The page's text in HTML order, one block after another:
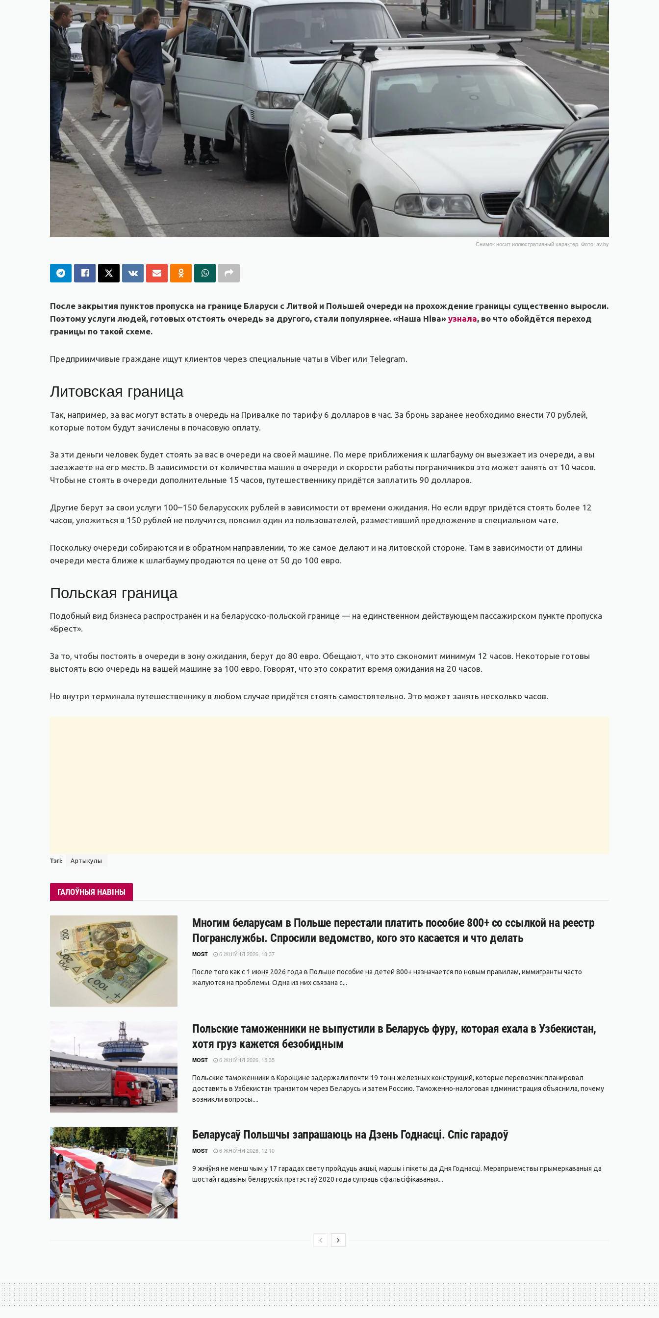
Снимок носит иллюстративный характер. Фото: av.by
После закрытия пунктов пропуска на границе Бларуси с Литвой и Польшей очереди на прохождение границы существенно выросли.
Поэтому услуги людей, готовых отстоять очередь за другого, стали популярнее. «Наша Ніва» узнала, во что обойдётся переход
границы по такой схеме.
Предприимчивые граждане ищут клиентов через специальные чаты в Viber или Telegram.
Литовская граница
Так, например, за вас могут встать в очередь на Привалке по тарифу 6 долларов в час. За бронь заранее необходимо внести 70 рублей,
которые потом будут зачислены в почасовую оплату.
За эти деньги человек будет стоять за вас в очереди на своей машине. По мере приближения к шлагбауму он выезжает из очереди, а вы
заезжаете на его место. В зависимости от количества машин в очереди и скорости работы пограничников это может занять от 10 часов.
Чтобы не стоять в очереди дополнительные 15 часов, путешественнику придётся заплатить 90 долларов.
Другие берут за свои услуги 100–150 беларусских рублей в зависимости от времени ожидания. Но если вдруг придётся стоять более 12
часов, уложиться в 150 рублей не получится, пояснил один из пользователей, разместивший предложение в специальном чате.
Поскольку очереди собираются и в обратном направлении, то же самое делают и на литовской стороне. Там в зависимости от длины
очереди места ближе к шлагбауму продаются по цене от 50 до 100 евро.
Польская граница
Подобный вид бизнеса распространён и на беларусско-польской границе — на единственном действующем пассажирском пункте пропуска
«Брест».
За то, чтобы постоять в очереди в зону ожидания, берут до 80 евро. Обещают, что это сэкономит минимум 12 часов. Некоторые готовы
выстоять всю очередь на вашей машине за 100 евро. Говорят, что это сократит время ожидания на 20 часов.
Но внутри терминала путешественнику в любом случае придётся стоять самостоятельно. Это может занять несколько часов.
Тэгі: Артыкулы
ГАЛОЎНЫЯ НАВІНЫ
Многим беларусам в Польше перестали платить пособие 800+ со ссылкой на реестр
Погранслужбы. Спросили ведомство, кого это касается и что делать
MOST 6 ЖНІЎНЯ 2026, 18:37
После того как с 1 июня 2026 года в Польше пособие на детей 800+ назначается по новым правилам, иммигранты часто
жалуются на проблемы. Одна из них связана с...
Польские таможенники не выпустили в Беларусь фуру, которая ехала в Узбекистан,
хотя груз кажется безобидным
MOST 6 ЖНІЎНЯ 2026, 15:35
Польские таможенники в Корощине задержали почти 19 тонн железных конструкций, которые перевозчик планировал
доставить в Узбекистан транзитом через Беларусь и затем Россию. Таможенно-налоговая администрация объяснила, почему
возникли вопросы....
Беларусаў Польшчы запрашаюць на Дзень Годнасці. Спіс гарадоў
MOST 6 ЖНІЎНЯ 2026, 12:10
9 жніўня не менш чым у 17 гарадах свету пройдуць акцыі, маршы і пікеты да Дня Годнасці. Мерапрыемствы прымеркаваныя да
шостай гадавіны беларускіх пратэстаў 2020 года супраць сфальсіфікаваных...